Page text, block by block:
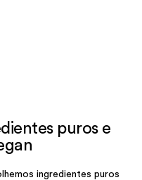
puros e
ingredientes puros